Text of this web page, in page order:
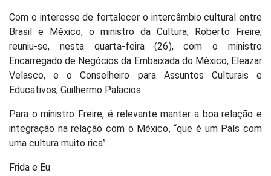
Com o interesse de fortalecer o intercâmbio cultural entre
Brasil e México, o ministro da Cultura, Roberto Freire,
reuniu-se, nesta quarta-feira (26), com o ministro
Encarregado de Negócios da Embaixada do México, Eleazar
Velasco, e o Conselheiro para Assuntos Culturais e
Educativos, Guilhermo Palacios.
Para o ministro Freire, é relevante manter a boa relação e
integração na relação com o México, “que é um País com
uma cultura muito rica”.
Frida e Eu